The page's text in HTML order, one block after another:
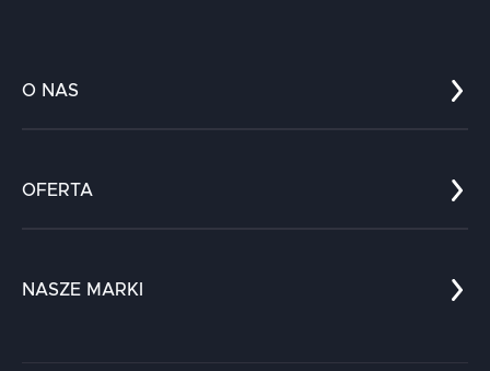
O NAS
Kariera
Kontakt
OFERTA
Chatboty
NASZE MARKI